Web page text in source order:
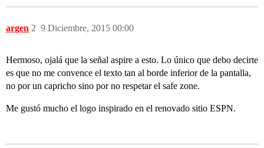
argen 9 Diciembre, 2015 00:00
2
Hermoso, ojalá que la señal aspire a esto. Lo único que debo decirte
es que no me convence el texto tan al borde inferior de la pantalla,
no por un capricho sino por no respetar el safe zone.
Me gustó mucho el logo inspirado en el renovado sitio ESPN.